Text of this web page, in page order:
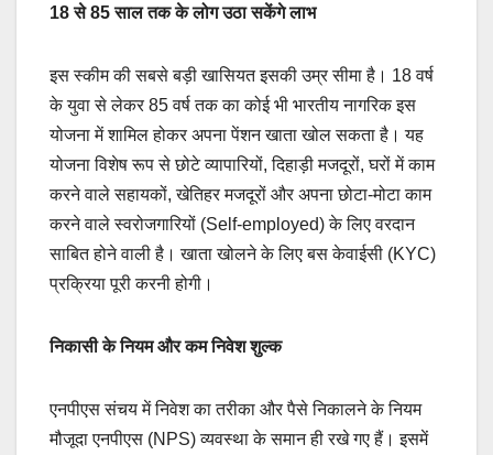
18 से 85 साल तक के लोग उठा सकेंगे लाभ
इस स्कीम की सबसे बड़ी खासियत इसकी उम्र सीमा है। 18 वर्ष
के युवा से लेकर 85 वर्ष तक का कोई भी भारतीय नागरिक इस
योजना में शामिल होकर अपना पेंशन खाता खोल सकता है। यह
योजना विशेष रूप से छोटे व्यापारियों, दिहाड़ी मजदूरों, घरों में काम
करने वाले सहायकों, खेतिहर मजदूरों और अपना छोटा-मोटा काम
करने वाले स्वरोजगारियों (Self-employed) के लिए वरदान
साबित होने वाली है। खाता खोलने के लिए बस केवाईसी (KYC)
प्रक्रिया पूरी करनी होगी।
निकासी के नियम और कम निवेश शुल्क
एनपीएस संचय में निवेश का तरीका और पैसे निकालने के नियम
मौजूदा एनपीएस (NPS) व्यवस्था के समान ही रखे गए हैं। इसमें